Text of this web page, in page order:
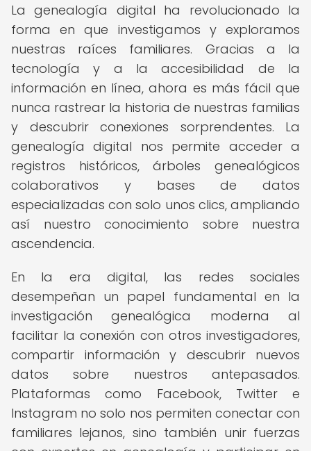
La genealogía digital ha revolucionado la
forma en que investigamos y exploramos
nuestras raíces familiares. Gracias a la
tecnología y a la accesibilidad de la
información en línea, ahora es más fácil que
nunca rastrear la historia de nuestras familias
y descubrir conexiones sorprendentes. La
genealogía digital nos permite acceder a
registros históricos, árboles genealógicos
colaborativos y bases de datos
especializadas con solo unos clics, ampliando
así nuestro conocimiento sobre nuestra
ascendencia.
En la era digital, las redes sociales
desempeñan un papel fundamental en la
investigación genealógica moderna al
facilitar la conexión con otros investigadores,
compartir información y descubrir nuevos
datos sobre nuestros antepasados.
Plataformas como Facebook, Twitter e
Instagram no solo nos permiten conectar con
familiares lejanos, sino también unir fuerzas